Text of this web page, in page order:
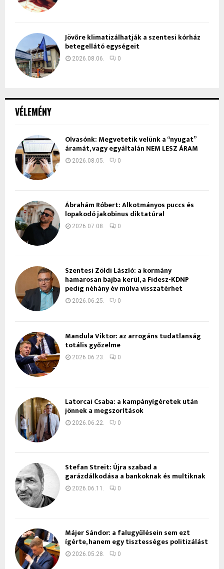
VÉLEMÉNY
Olvasónk: Megvetetik velünk a “nyugat”
áramát, vagy egyáltalán NEM LESZ ÁRAM
2026.08.05. 0
Ábrahám Róbert: Alkotmányos puccs és
lopakodó jakobinus diktatúra!
2026.07.08. 0
Szentesi Zöldi László: a kormány
hamarosan bajba kerül, a Fidesz-KDNP
pedig néhány év múlva visszatérhet
2026.06.25. 0
Mandula Viktor: az arrogáns tudatlanság
totális győzelme
2026.06.23. 0
Latorcai Csaba: a kampányígéretek után
jönnek a megszorítások
2026.06.22. 0
Stefan Streit: Újra szabad a
garázdálkodása a bankoknak és multiknak
2026.06.11. 0
Májer Sándor: a falugyűlésein sem ezt
ígérte, hanem egy tisztességes politizálást
2026.05.28. 0
Jövőre klimatizálhatják a szentesi kórház
betegellátó egységeit
2026.08.06. 0